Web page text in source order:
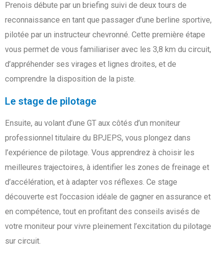
Prenois débute par un briefing suivi de deux tours de
reconnaissance en tant que passager d’une berline sportive,
pilotée par un instructeur chevronné. Cette première étape
vous permet de vous familiariser avec les 3,8 km du circuit,
d’appréhender ses virages et lignes droites, et de
comprendre la disposition de la piste.
Le stage de pilotage
Ensuite, au volant d’une GT aux côtés d’un moniteur
professionnel titulaire du BPJEPS, vous plongez dans
l’expérience de pilotage. Vous apprendrez à choisir les
meilleures trajectoires, à identifier les zones de freinage et
d’accélération, et à adapter vos réflexes. Ce stage
découverte est l’occasion idéale de gagner en assurance et
en compétence, tout en profitant des conseils avisés de
votre moniteur pour vivre pleinement l’excitation du pilotage
sur circuit.